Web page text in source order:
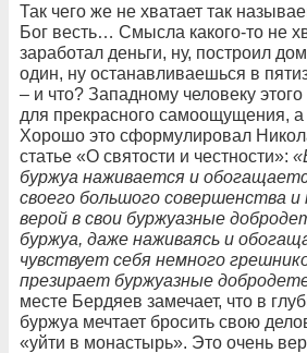
Так чего же не хватает так
Бог весть… Смысла какого-то не
заработал деньги, ну, построил
один, ну останавливаешься в
– и что? Западному человеку
для прекрасного самоощущения,
Хорошо это сформулировал
статье «О святости и честности»:
буржуа наживается и
своего большого совершенства и
верой в свои буржуазные
буржуа, даже наживаясь и
чувствует себя немного
презирает буржуазные
месте Бердяев замечает, что в
буржуа мечтает бросить свою
«уйти в монастырь». Это очень